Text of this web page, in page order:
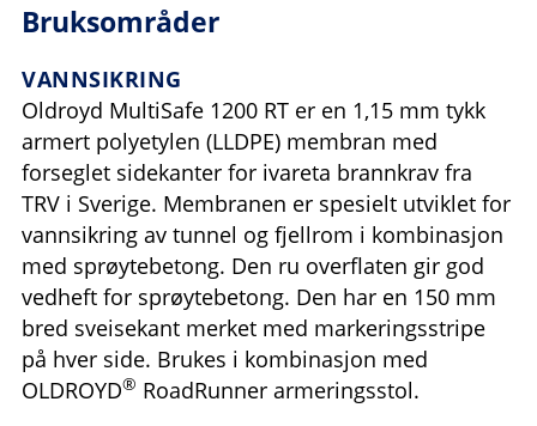
Bruksområder
VANNSIKRING
Oldroyd MultiSafe 1200 RT er en 1,15 mm tykk
armert polyetylen (LLDPE) membran med
forseglet sidekanter for ivareta brannkrav fra
TRV i Sverige. Membranen er spesielt utviklet for
vannsikring av tunnel og fjellrom i kombinasjon
med sprøytebetong. Den ru overflaten gir god
vedheft for sprøyte­betong. Den har en 150 mm
bred sveisekant merket med markeringsstripe
på hver side. Brukes i kombinasjon med
OLDROYD® RoadRunner armeringsstol.